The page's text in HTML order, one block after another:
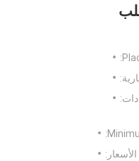
الأسعار: